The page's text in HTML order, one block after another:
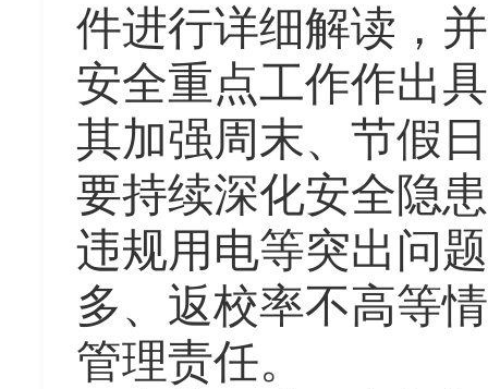
件进行详细解读， 并
安全重点工作作出
其加强周末、节假
要持续深化安全隐
违规用电等突出问
多、返校率不高等
管理责任。